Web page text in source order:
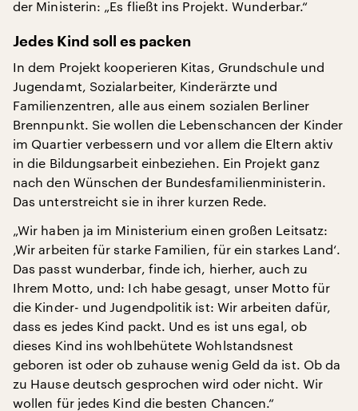
der Ministerin: „Es fließt ins Projekt. Wunderbar.“
Jedes Kind soll es packen
In dem Projekt kooperieren Kitas, Grundschule und
Jugendamt, Sozialarbeiter, Kinderärzte und
Familienzentren, alle aus einem sozialen Berliner
Brennpunkt. Sie wollen die Lebenschancen der Kinder
im Quartier verbessern und vor allem die Eltern aktiv
in die Bildungsarbeit einbeziehen. Ein Projekt ganz
nach den Wünschen der Bundesfamilienministerin.
Das unterstreicht sie in ihrer kurzen Rede.
„Wir haben ja im Ministerium einen großen Leitsatz:
‚Wir arbeiten für starke Familien, für ein starkes Land‘.
Das passt wunderbar, finde ich, hierher, auch zu
Ihrem Motto, und: Ich habe gesagt, unser Motto für
die Kinder- und Jugendpolitik ist: Wir arbeiten dafür,
dass es jedes Kind packt. Und es ist uns egal, ob
dieses Kind ins wohlbehütete Wohlstandsnest
geboren ist oder ob zuhause wenig Geld da ist. Ob da
zu Hause deutsch gesprochen wird oder nicht. Wir
wollen für jedes Kind die besten Chancen.“